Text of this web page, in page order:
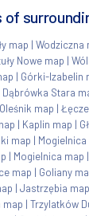
of
map | Wodziczna
Nowe map |
| Górki-Izabelin
Dąbrówka Stara
Oleśnik map |
| Kaplin map |
map | Mogielnica
| Mogielnica map |
map | Goliany
| Jastrzębia map
map | Trzylatków